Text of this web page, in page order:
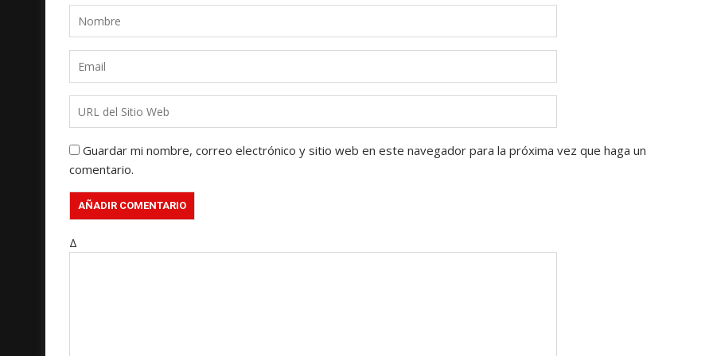
Guardar mi nombre, correo electrónico y sitio web en este navegador para la próxima vez que haga un
comentario.
Δ